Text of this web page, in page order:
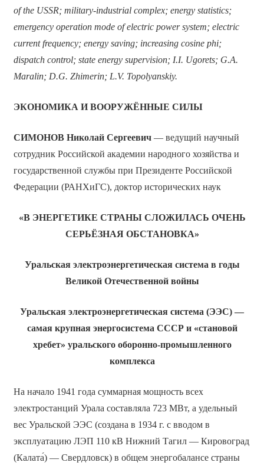
of the USSR; military-industrial complex; energy statistics;
emergency operation mode of electric power system; electric
current frequency; energy saving; increasing cosine phi;
dispatch control; state energy supervision; I.I. Ugorets; G.A.
Maralin; D.G. Zhimerin; L.V. Topolyanskiy.
ЭКОНОМИКА И ВООРУЖЁННЫЕ СИЛЫ
СИМОНОВ Николай Сергеевич— ведущий научный
сотрудник Российской академии народного хозяйства и
государственной службы при Президенте Российской
Федерации (РАНХиГС), доктор исторических наук
«В ЭНЕРГЕТИКЕ СТРАНЫ СЛОЖИЛАСЬ ОЧЕНЬ
СЕРЬЁЗНАЯ ОБСТАНОВКА»
Уральская электроэнергетическая система в годы
Великой Отечественной войны
Уральская электроэнергетическая система (ЭЭС) —
самая крупная энергосистема СССР и «становой
хребет» уральского оборонно-промышленного
комплекса
На начало 1941 года суммарная мощность всех
электростанций Урала составляла 723 МВт, а удельный
вес Уральской ЭЭС (создана в 1934 г. с вводом в
эксплуатацию ЛЭП 110 кВ Нижний Тагил — Кировоград
(Калата́) — Свердловск) в общем энергобалансе страны